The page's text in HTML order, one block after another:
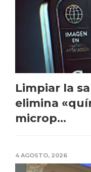
Limpiar la
elimina
microp...
4 AGOSTO, 2026